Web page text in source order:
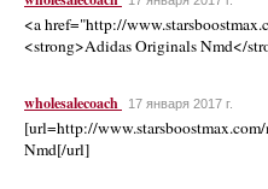
<a href="http://
<strong>Adidas Originals Nmd</
wholesalecoach 17 января 2017 г.
[url=http://
Nmd[/url]